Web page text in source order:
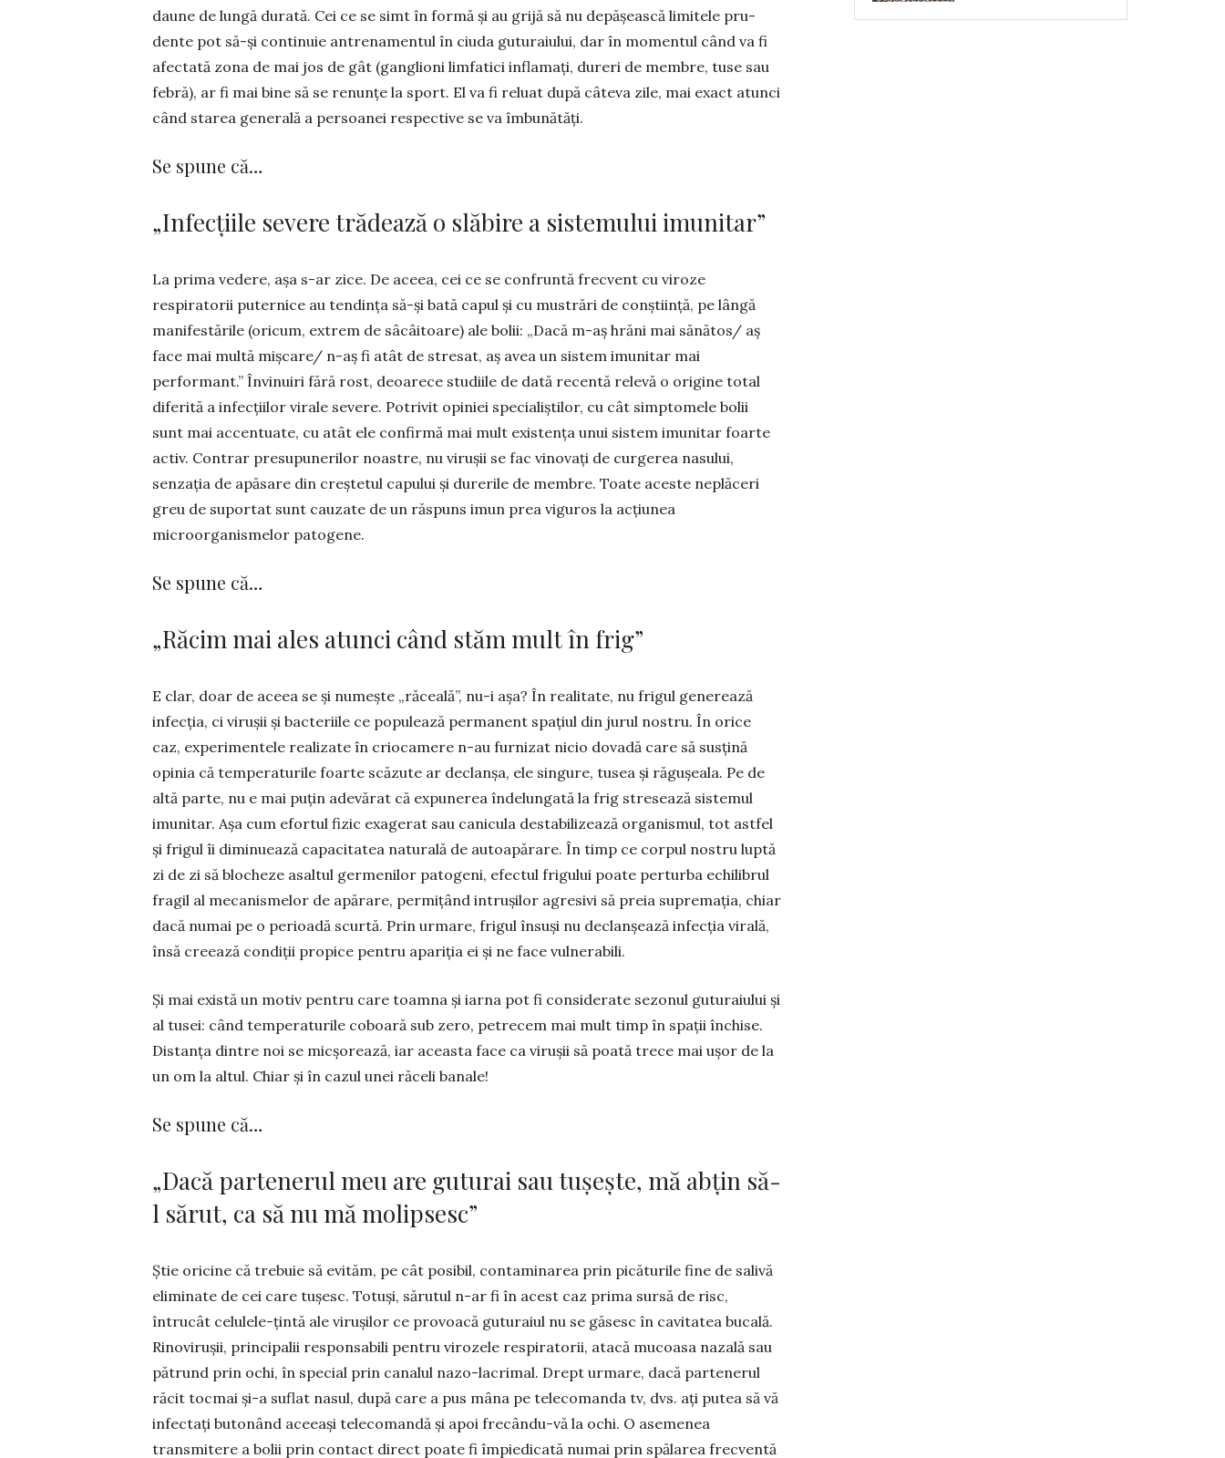
daune de lungă durată. Cei ce se simt în formă și au grijă să nu depășească limitele pru­
dente pot să-și continuie antrenamentul în ciuda guturaiului, dar în momentul când va fi
afectată zona de mai jos de gât (ganglioni limfatici infla­mați, dureri de membre, tuse sau
febră), ar fi mai bine să se renunțe la sport. El va fi reluat după câ­teva zile, mai exact atunci
când starea generală a persoanei respective se va îmbunătăți.
Se spune că…
„Infecțiile severe trădează o slăbire a sistemului imunitar”
La prima vedere, așa s-ar zice. De aceea, cei ce se confruntă frecvent cu viroze
respiratorii puter­nice au tendința să-și bată capul și cu mustrări de conștiință, pe lângă
manifestările (oricum, extrem de sâcâitoare) ale bolii: „Dacă m-aș hrăni mai să­nătos/ aș
face mai multă mișcare/ n-aș fi atât de stresat, aș avea un sistem imunitar mai
performant.” Învinuiri fără rost, deoarece studiile de dată recentă relevă o origine total
diferită a infecțiilor virale severe. Potrivit opiniei specialiștilor, cu cât simp­tomele bolii
sunt mai accentuate, cu atât ele con­firmă mai mult existența unui sistem imunitar foarte
activ. Contrar presupunerilor noastre, nu virușii se fac vinovați de curgerea nasului,
senzația de apăsare din creștetul capului și durerile de membre. Toate aceste neplăceri
greu de suportat sunt cauzate de un răspuns imun prea viguros la acțiunea
microorganismelor patogene.
Se spune că…
„Răcim mai ales atunci când stăm mult în frig”
E clar, doar de aceea se și numește „răceală”, nu-i așa? În realitate, nu frigul generează
infecția, ci virușii și bacteriile ce populează permanent spa­țiul din jurul nostru. În orice
caz, experi­mentele realizate în criocamere n-au fur­nizat nicio dovadă care să susțină
opinia că temperaturile foarte scăzute ar declan­șa, ele singure, tusea și răgușeala. Pe de
altă parte, nu e mai puțin adevărat că expunerea îndelungată la frig stresează sis­temul
imunitar. Așa cum efortul fizic exa­gerat sau canicula destabilizează organismul, tot astfel
și frigul îi diminuează capacitatea naturală de auto­apă­rare. În timp ce corpul nostru luptă
zi de zi să blo­cheze asaltul germenilor patogeni, efectul frigu­lui poate perturba echilibrul
fragil al mecanismelor de apărare, permițând intrușilor agresivi să preia supremația, chiar
dacă numai pe o perioadă scurtă. Prin urmare, frigul însuși nu declanșează infecția virală,
însă creează condiții propice pentru apariția ei și ne face vulnerabili.
Și mai există un motiv pentru care toamna și iar­na pot fi considerate sezonul guturaiului și
al tusei: când temperaturile coboară sub zero, petrecem mai mult timp în spații închise.
Distanța dintre noi se micșorează, iar aceasta face ca virușii să poată trece mai ușor de la
un om la altul. Chiar și în cazul unei răceli banale!
Se spune că…
„Dacă partenerul meu are guturai sau tușește, mă abțin să-
l sărut, ca să nu mă molipsesc”
Știe oricine că trebuie să evităm, pe cât posibil, contaminarea prin picăturile fine de salivă
eliminate de cei care tușesc. Totuși, sărutul n-ar fi în acest caz prima sursă de risc,
întrucât celulele-țintă ale viru­șilor ce provoacă guturaiul nu se găsesc în cavitatea bucală.
Rinovirușii, principalii responsabili pentru virozele respiratorii, atacă mucoasa nazală sau
pă­trund prin ochi, în special prin canalul nazo-lacri­mal. Drept urmare, dacă partenerul
răcit tocmai și-a suflat nasul, după care a pus mâna pe teleco­manda tv, dvs. ați putea să vă
infectați butonând aceeași telecomandă și apoi frecându-vă la ochi. O aseme­nea
transmitere a bolii prin contact direct poate fi împiedicată numai prin spălarea frecventă